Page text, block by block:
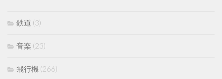
鉄道 (3)
音楽 (23)
飛行機 (266)